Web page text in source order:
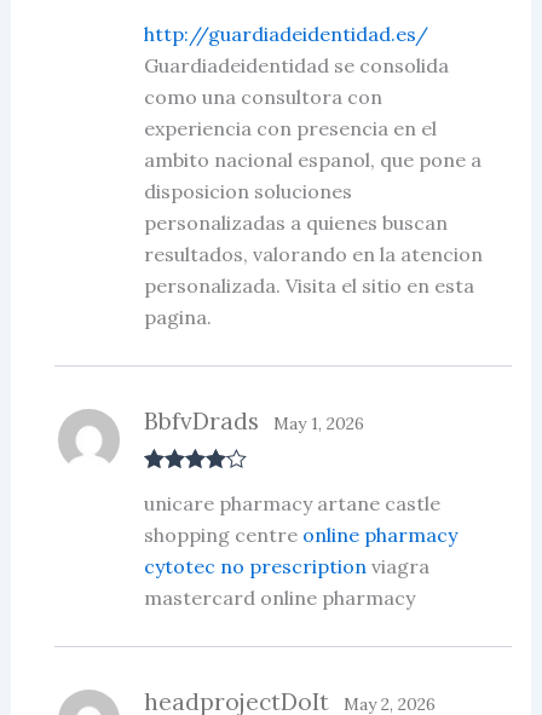
out of 5
http://guardiadeidentidad.es/
Guardiadeidentidad se consolida
como una consultora con
experiencia con presencia en el
ambito nacional espanol, que pone a
disposicion soluciones
personalizadas a quienes buscan
resultados, valorando en la atencion
personalizada. Visita el sitio en esta
pagina.
out of 5
BbfvDrads May 1, 2026
unicare pharmacy artane castle
shopping centre online pharmacy
cytotec no prescription viagra
mastercard online pharmacy
headprojectDoIt May 2, 2026